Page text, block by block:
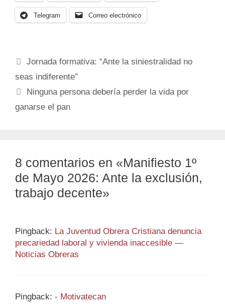
Telegram Correo electrónico
Jornada formativa: “Ante la siniestralidad no
seas indiferente”
Ninguna persona debería perder la vida por
ganarse el pan
8 comentarios en «Manifiesto 1º
de Mayo 2026: Ante la exclusión,
trabajo decente»
Pingback: La Juventud Obrera Cristiana denuncia
precariedad laboral y vivienda inaccesible —
Noticias Obreras
Pingback: - Motivatecan